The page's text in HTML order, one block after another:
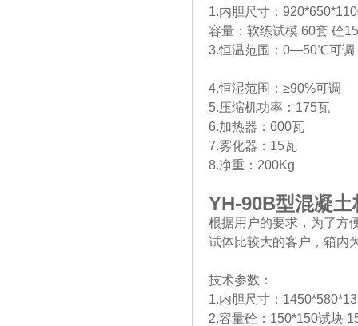
1.内胆尺寸：
容量：软练试模 60套 砼
3.恒温范围：0—50℃可
4.恒湿范围：≥90%可调
5.压缩机功率：175瓦
6.加热器：600瓦
7.雾化器：15瓦
8.净重：200Kg
YH-90B型混凝土
根据用户的要求，为了方
试体比较大的客户，箱内
技术参数：
1.内胆尺寸：
2.容量砼：150*150试块